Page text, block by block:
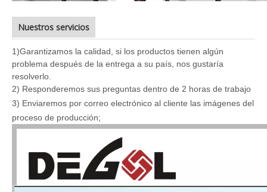
Nuestros servicios
1)Garantizamos la calidad, si los productos tienen algún
problema después de la entrega a su país, nos gustaría
resolverlo.
2) Responderemos sus preguntas dentro de 2 horas de trabajo
3) Enviaremos por correo electrónico al cliente las imágenes del
proceso de producción;